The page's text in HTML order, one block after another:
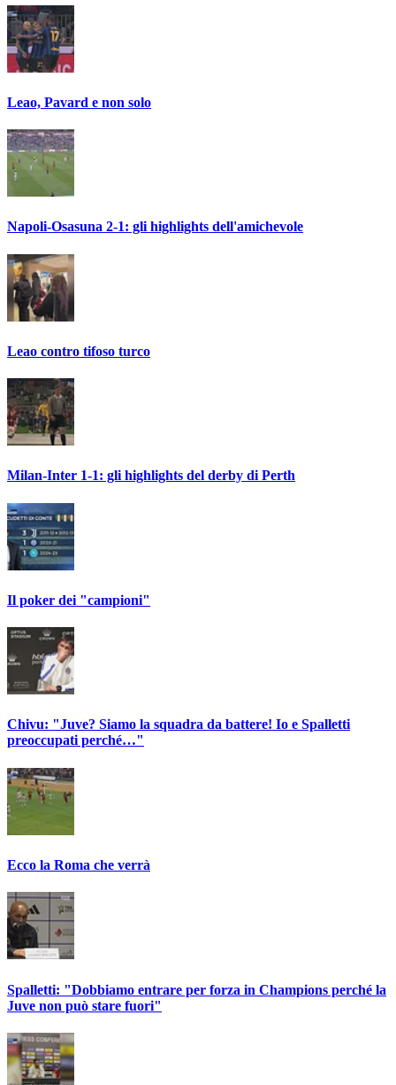
Leao, Pavard e non solo
Napoli-Osasuna 2-1: gli highlights dell'amichevole
Leao contro tifoso turco
Milan-Inter 1-1: gli highlights del derby di Perth
Il poker dei "campioni"
Chivu: "Juve? Siamo la squadra da battere! Io e Spalletti
preoccupati perché…"
Ecco la Roma che verrà
Spalletti: "Dobbiamo entrare per forza in Champions perché la
Juve non può stare fuori"